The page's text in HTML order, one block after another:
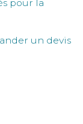
pour la
un devis